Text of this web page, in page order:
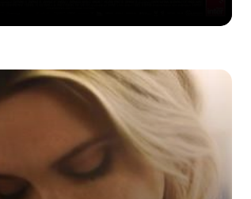
Réalisé par Xavier Giannoli
Voir la fiche du film